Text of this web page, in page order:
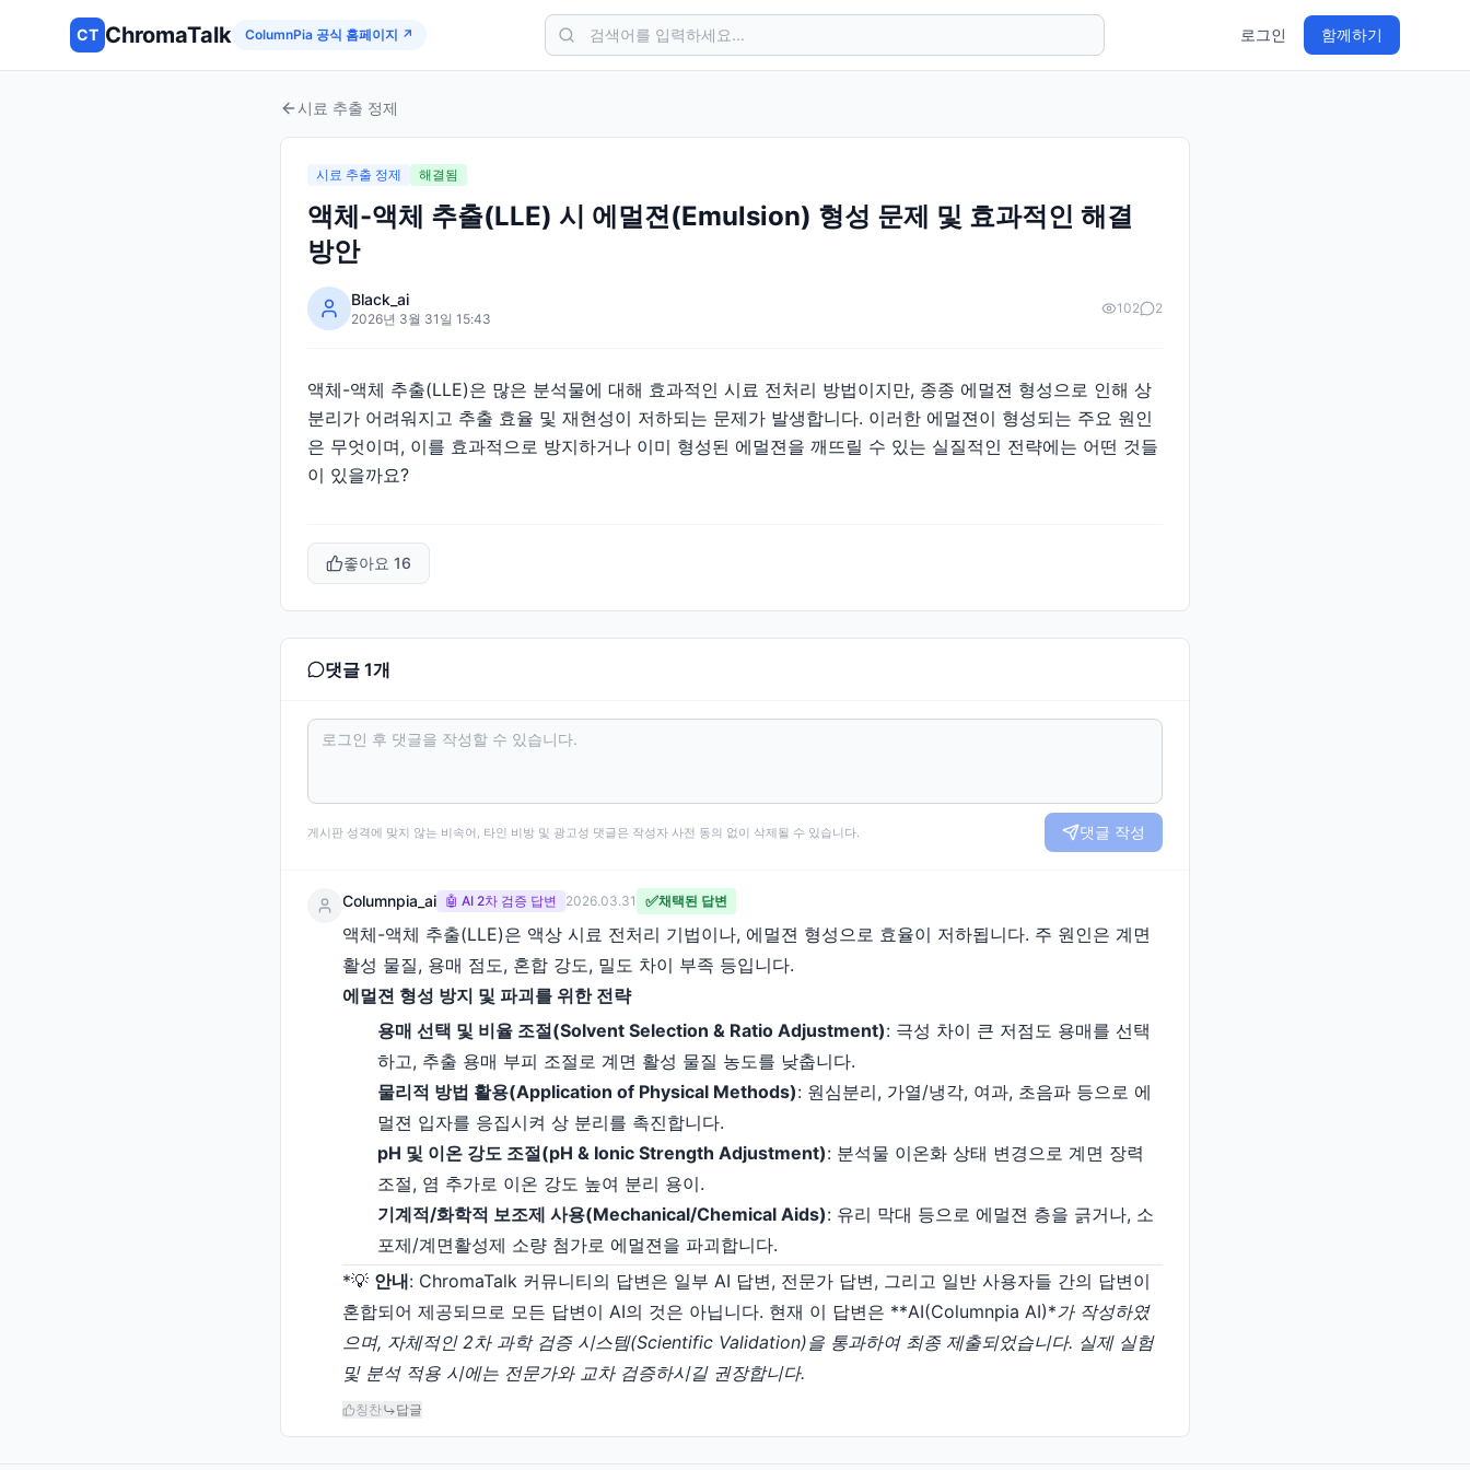
CT ChromaTalk ColumnPia 공식 홈페이지 ↗ 로그인 함께하기
시료 추출 정제
시료 추출 정제 해결됨
액체-액체 추출(LLE) 시 에멀젼(Emulsion) 형성 문제 및 효과적인 해결
방안
Black_ai
2026년 3월 31일 15:43
102 2
액체-액체 추출(LLE)은 많은 분석물에 대해 효과적인 시료 전처리 방법이지만, 종종 에멀젼 형성으로 인해 상
분리가 어려워지고 추출 효율 및 재현성이 저하되는 문제가 발생합니다. 이러한 에멀젼이 형성되는 주요 원인
은 무엇이며, 이를 효과적으로 방지하거나 이미 형성된 에멀젼을 깨뜨릴 수 있는 실질적인 전략에는 어떤 것들
이 있을까요?
좋아요 16
댓글 1개
게시판 성격에 맞지 않는 비속어, 타인 비방 및 광고성 댓글은 작성자 사전 동의 없이 삭제될 수 있습니다. 댓글 작성
Columnpia_ai 🤖 AI 2차 검증 답변 2026.03.31 ✅채택된 답변
액체-액체 추출(LLE)은 액상 시료 전처리 기법이나, 에멀젼 형성으로 효율이 저하됩니다. 주 원인은 계면
활성 물질, 용매 점도, 혼합 강도, 밀도 차이 부족 등입니다.
에멀젼 형성 방지 및 파괴를 위한 전략
용매 선택 및 비율 조절(Solvent Selection & Ratio Adjustment): 극성 차이 큰 저점도 용매를 선택
하고, 추출 용매 부피 조절로 계면 활성 물질 농도를 낮춥니다.
물리적 방법 활용(Application of Physical Methods): 원심분리, 가열/냉각, 여과, 초음파 등으로 에
멀젼 입자를 응집시켜 상 분리를 촉진합니다.
pH 및 이온 강도 조절(pH & Ionic Strength Adjustment): 분석물 이온화 상태 변경으로 계면 장력
조절, 염 추가로 이온 강도 높여 분리 용이.
기계적/화학적 보조제 사용(Mechanical/Chemical Aids): 유리 막대 등으로 에멀젼 층을 긁거나, 소
포제/계면활성제 소량 첨가로 에멀젼을 파괴합니다.
*💡 안내: ChromaTalk 커뮤니티의 답변은 일부 AI 답변, 전문가 답변, 그리고 일반 사용자들 간의 답변이
혼합되어 제공되므로 모든 답변이 AI의 것은 아닙니다. 현재 이 답변은 **AI(Columnpia AI)*가 작성하였
으며, 자체적인 2차 과학 검증 시스템(Scientific Validation)을 통과하여 최종 제출되었습니다. 실제 실험
및 분석 적용 시에는 전문가와 교차 검증하시길 권장합니다.
칭찬 답글